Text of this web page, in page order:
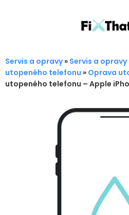
Servis a opravy» Servis a
utopeného telefonu » Oprava
utopeného telefonu – Apple